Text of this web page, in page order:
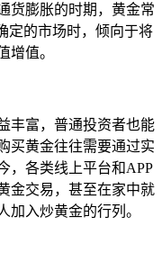
货膨胀的时期，黄金常
定的市场时，倾向于将
增值。
丰富，普通投资者也能
买黄金往往需要通过实
，各类线上平台和APP
金交易，甚至在家中就
加入炒黄金的行列。